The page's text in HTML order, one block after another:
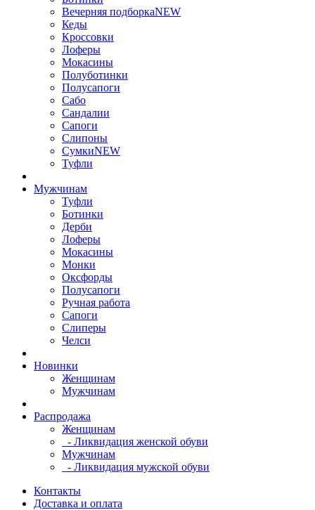
Вечерняя подборкаNEW
Кеды
Кроссовки
Лоферы
Мокасины
Полуботинки
Полусапоги
Сабо
Сандалии
Сапоги
Слипоны
СумкиNEW
Туфли
Мужчинам
Туфли
Ботинки
Дерби
Лоферы
Мокасины
Монки
Оксфорды
Полусапоги
Ручная работа
Сапоги
Слиперы
Челси
Новинки
Женщинам
Мужчинам
Распродажа
Женщинам
- Ликвидация женской обуви
Мужчинам
- Ликвидация мужской обуви
Контакты
Доставка и оплата